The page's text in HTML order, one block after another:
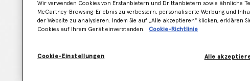
Wir verwenden Cookies von Erstanbietern und Drittanbietern sowie ähnliche
McCartney-Browsing-Erlebnis zu verbessern, personalisierte Werbung und
der Website zu analysieren. Indem Sie auf „Alle akzeptieren" klicken, erklären
Cookies auf Ihrem Gerät einverstanden.
Cookie-Richtlinie
Cookie-Einstellungen Alle